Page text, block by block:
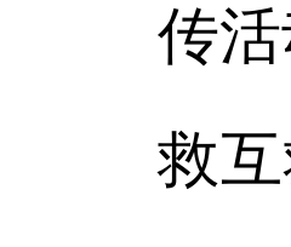
传
救